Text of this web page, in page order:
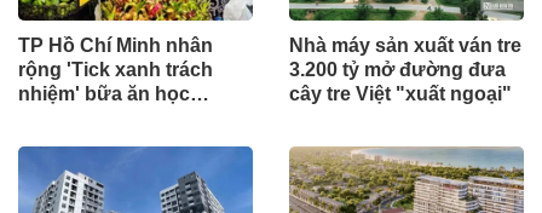
TP Hồ Chí Minh nhân
rộng 'Tick xanh trách
nhiệm' bữa ăn học
Nhà máy sản xuất ván tre
3.200 tỷ mở đường đưa
cây tre Việt "xuất ngoại"